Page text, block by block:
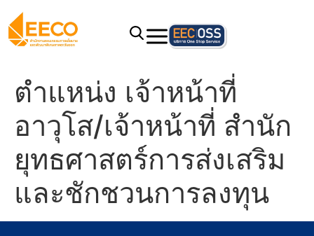
ตำแหน่ง เจ้าหน้าที่
อาวุโส/เจ้าหน้าที่ สำนัก
ยุทธศาสตร์การส่งเสริม
และชักชวนการลงทุน